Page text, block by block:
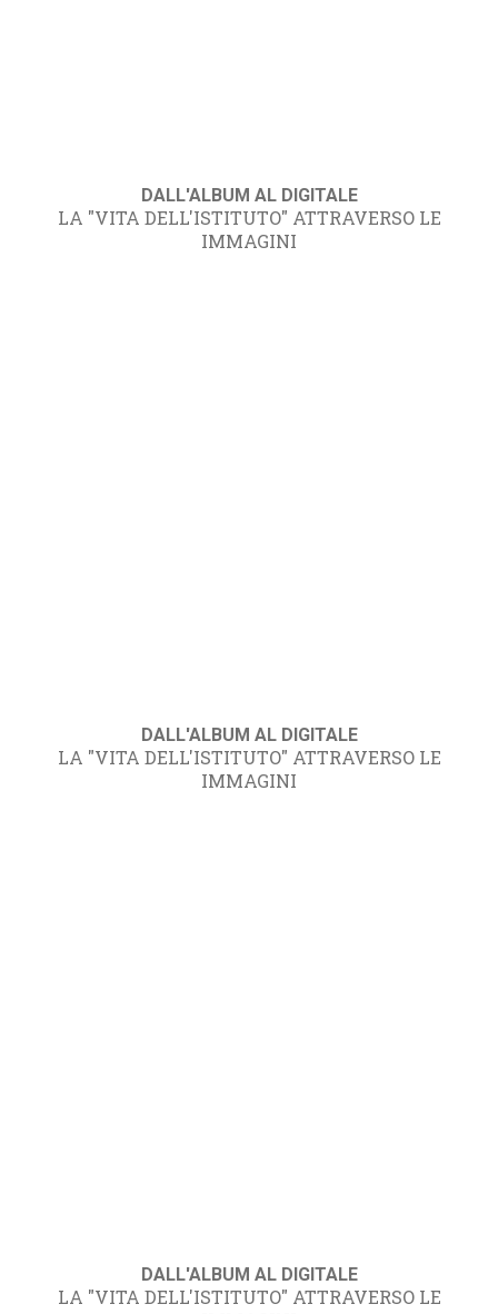
DALL'ALBUM AL DIGITALE
LA "VITA DELL'ISTITUTO" ATTRAVERSO LE
IMMAGINI
DALL'ALBUM AL DIGITALE
LA "VITA DELL'ISTITUTO" ATTRAVERSO LE
IMMAGINI
DALL'ALBUM AL DIGITALE
LA "VITA DELL'ISTITUTO" ATTRAVERSO LE